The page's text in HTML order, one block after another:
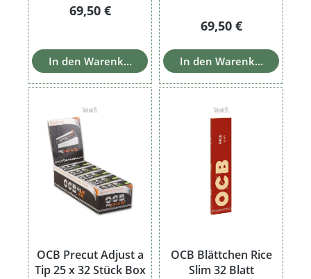
Regulärer Preis:
69,50 €
In den Warenkorb
Regulärer Preis:
69,50 €
In den Warenkorb
OCB Precut Adjust a
Tip 25 x 32 Stück Box
OCB Blättchen Rice
Slim 32 Blatt